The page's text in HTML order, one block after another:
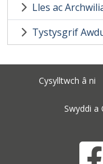
Lles ac
Tystysgrif
Cysylltwch â ni
Swyddi a